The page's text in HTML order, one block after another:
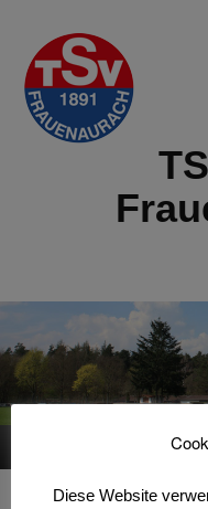
Diese Website